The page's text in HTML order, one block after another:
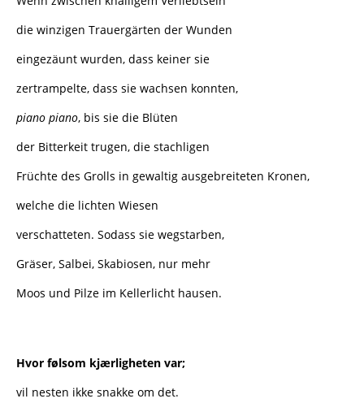
die winzigen Trauergärten der Wunden
eingezäunt wurden, dass keiner sie
zertrampelte, dass sie wachsen konnten,
piano piano, bis sie die Blüten
der Bitterkeit trugen, die stachligen
Früchte des Grolls in gewaltig ausgebreiteten Kronen,
welche die lichten Wiesen
verschatteten. Sodass sie wegstarben,
Gräser, Salbei, Skabiosen, nur mehr
Moos und Pilze im Kellerlicht hausen.
Hvor følsom kjærligheten var;
vil nesten ikke snakke om det.